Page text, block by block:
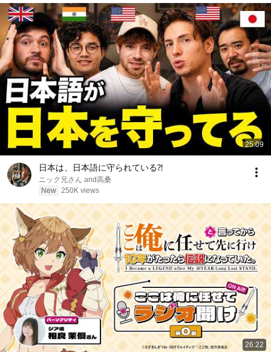
25:09
日本は、日本語に守られている⁈
ニック兄さん and高桑
New 250K views
26:22